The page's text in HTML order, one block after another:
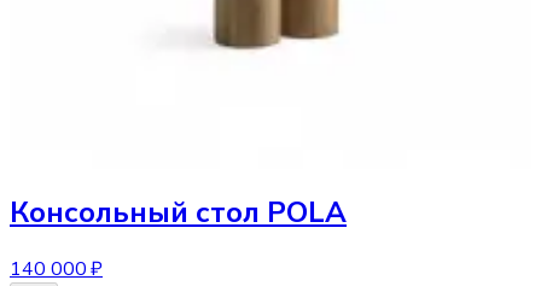
Консольный стол POLA
140 000 ₽